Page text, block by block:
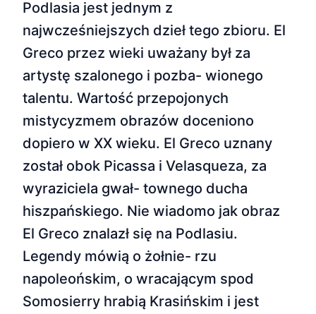
Podlasia jest jednym z
najwcześniejszych dzieł tego zbioru. El
Greco przez wieki uważany był za
artystę szalonego i pozba- wionego
talentu. Wartość przepojonych
mistycyzmem obrazów doceniono
dopiero w XX wieku. El Greco uznany
został obok Picassa i Velasqueza, za
wyraziciela gwał- townego ducha
hiszpańskiego. Nie wiadomo jak obraz
El Greco znalazł się na Podlasiu.
Legendy mówią o żołnie- rzu
napoleońskim, o wracającym spod
Somosierry hrabią Krasińskim i jest